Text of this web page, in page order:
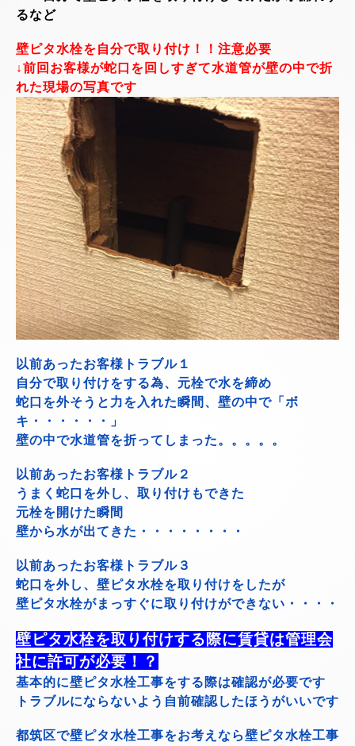
るなど
壁ピタ水栓を自分で取り付け！！注意必要
↓前回お客様が蛇口を回しすぎて水道管が壁の中で折
れた現場の写真です
以前あったお客様トラブル１
自分で取り付けをする為、元栓で水を締め
蛇口を外そうと力を入れた瞬間、壁の中で「ボ
キ・・・・・・」
壁の中で水道管を折ってしまった。。。。。
以前あったお客様トラブル２
うまく蛇口を外し、取り付けもできた
元栓を開けた瞬間
壁から水が出てきた・・・・・・・・
以前あったお客様トラブル３
蛇口を外し、壁ピタ水栓を取り付けをしたが
壁ピタ水栓がまっすぐに取り付けができない・・・・
壁ピタ水栓を取り付けする際に賃貸は管理会
社に許可が必要！？
基本的に壁ピタ水栓工事をする際は確認が必要です
トラブルにならないよう自前確認したほうがいいです
都筑区で壁ピタ水栓工事をお考えなら壁ピタ水栓工事